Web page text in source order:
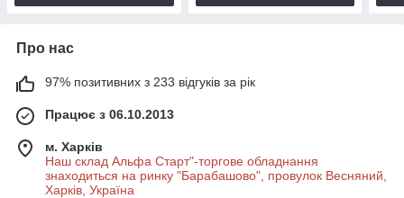
Про нас
97% позитивних з 233 відгуків за рік
Працює з 06.10.2013
м. Харків
Наш склад Альфа Старт"-торгове обладнання
знаходиться на ринку "Барабашово", провулок Весняний,
Харків, Україна